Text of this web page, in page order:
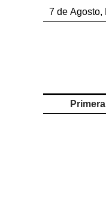
7 de Agosto,
Primera